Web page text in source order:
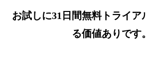
お試しに31日間無料トライア
る価値ありです。